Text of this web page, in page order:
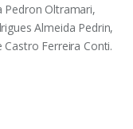
Pedron Oltramari,
Almeida Pedrin,
Ferreira Conti.